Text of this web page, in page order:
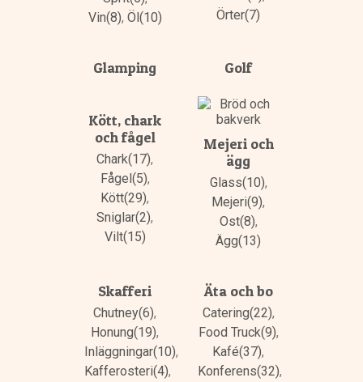
Vin(8), Öl(10)
Örter(7)
Glamping Golf
Kött, chark
och fågel
Chark(17),
Fågel(5),
Kött(29),
Sniglar(2),
Vilt(15)
Mejeri och
ägg
Glass(10),
Mejeri(9),
Ost(8),
Ägg(13)
Skafferi
Chutney(6),
Honung(19),
Inläggningar(10),
Kafferosteri(4),
Äta och bo
Catering(22),
Food Truck(9),
Kafé(37),
Konferens(32),